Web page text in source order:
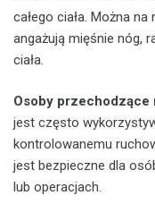
całego ciała. Można
angażują mięśnie nóg,
ciała.
Osoby przechodzące
jest często
kontrolowanemu
jest bezpieczne dla
lub operacjach.